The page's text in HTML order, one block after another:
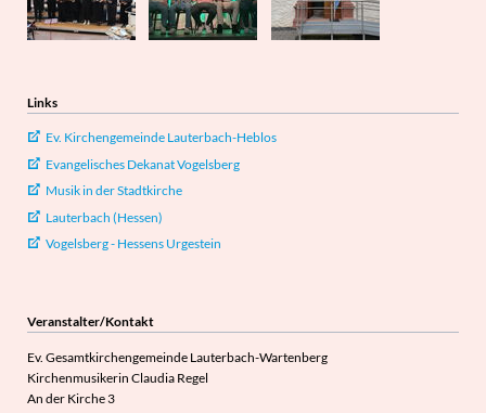
Links
Ev. Kirchengemeinde Lauterbach-Heblos
Evangelisches Dekanat Vogelsberg
Musik in der Stadtkirche
Lauterbach (Hessen)
Vogelsberg - Hessens Urgestein
Veranstalter/Kontakt
Ev. Gesamtkirchengemeinde Lauterbach-Wartenberg
Kirchenmusikerin Claudia Regel
An der Kirche 3